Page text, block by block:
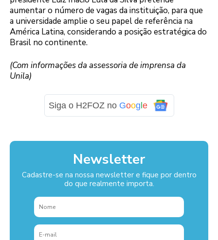
aumentar o número de vagas da instituição, para que
a universidade amplie o seu papel de referência na
América Latina, considerando a posição estratégica do
Brasil no continente.
(Com informações da assessoria de imprensa da
Unila)
Siga o H2FOZ no Google
Newsletter
Cadastre-se na nossa newsletter e fique por dentro
do que realmente importa.